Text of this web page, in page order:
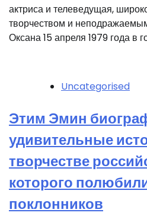
актриса и телеведущая,
творчеством и
Оксана 15 апреля 1979 года в
Uncategorised
Этим Эмин
удивительные
творчестве
которого
поклонников